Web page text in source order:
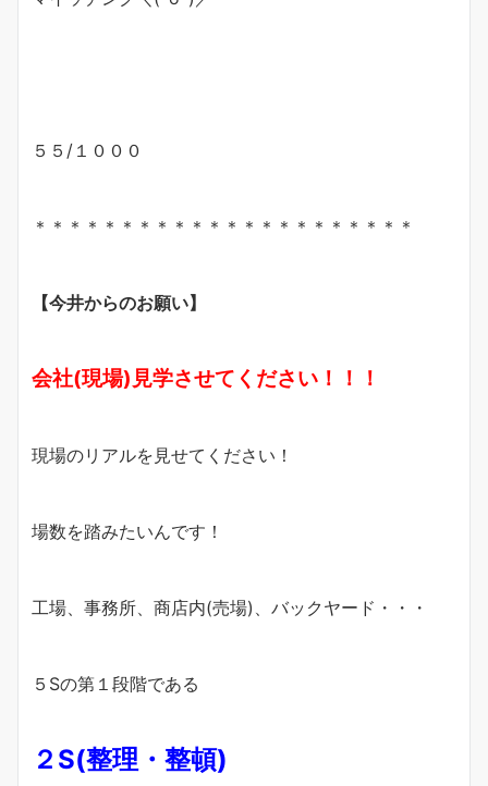
５５/１０００
＊＊＊＊＊＊＊＊＊＊＊＊＊＊＊＊＊＊＊＊＊＊
【今井からのお願い】
会社(現場)見学させてください！！！
現場のリアルを見せてください！
場数を踏みたいんです！
工場、事務所、商店内(売場)、バックヤード・・・
５Sの第１段階である
２S(整理・整頓)